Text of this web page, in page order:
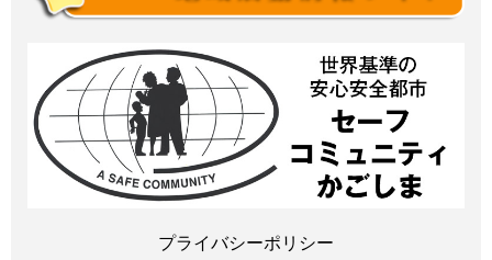
プライバシーポリシー